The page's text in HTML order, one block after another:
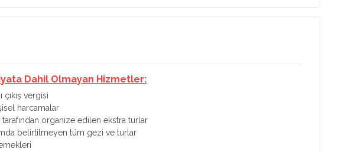
Dahil Olmayan Hizmetler:
çıkış vergisi
harcamalar
tarafından organize edilen ekstra turlar
belirtilmeyen tüm gezi ve turlar